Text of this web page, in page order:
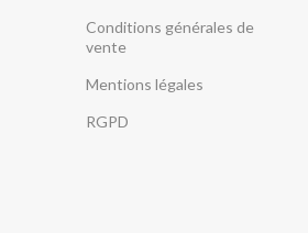
Conditions générales de
vente
Mentions légales
RGPD